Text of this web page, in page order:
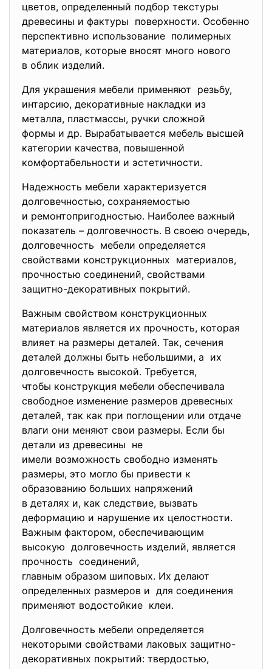
цветов, определенный подбор текстуры
древесины и фактуры поверхности. Особенно
перспективно использование полимерных
материалов, которые вносят много нового
в облик изделий.
Для украшения мебели применяют резьбу,
интарсию, декоративные накладки из
металла, пластмассы, ручки сложной
формы и др. Вырабатывается мебель высшей
категории качества, повышенной
комфортабельности и эстетичности.
Надежность мебели характеризуется
долговечностью, сохраняемостью
и ремонтопригодностью. Наиболее важный
показатель – долговечность. В своею очередь,
долговечность мебели определяется
свойствами конструкционных материалов,
прочностью соединений, свойствами
защитно-декоративных покрытий.
Важным свойством конструкционных
материалов является их прочность, которая
влияет на размеры деталей. Так, сечения
деталей должны быть небольшими, а их
долговечность высокой. Требуется,
чтобы конструкция мебели обеспечивала
свободное изменение размеров древесных
деталей, так как при поглощении или отдаче
влаги они меняют свои размеры. Если бы
детали из древесины не
имели возможность свободно изменять
размеры, это могло бы привести к
образованию больших напряжений
в деталях и, как следствие, вызвать
деформацию и нарушение их целостности.
Важным фактором, обеспечивающим
высокую долговечность изделий, является
прочность соединений,
главным образом шиповых. Их делают
определенных размеров и для соединения
применяют водостойкие клеи.
Долговечность мебели определяется
некоторыми свойствами лаковых защитно-
декоративных покрытий: твердостью,